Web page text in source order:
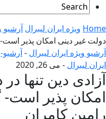
Home ویژه ایران لیبرال آرشیو
دولت غیر دینی امکان پذیر است-
آرشیو ویژه ایران لیبرال -
ایران لیبرال - می 26, 2020
آزادی دین تنها
امکان پذیر است-
رامین کامران